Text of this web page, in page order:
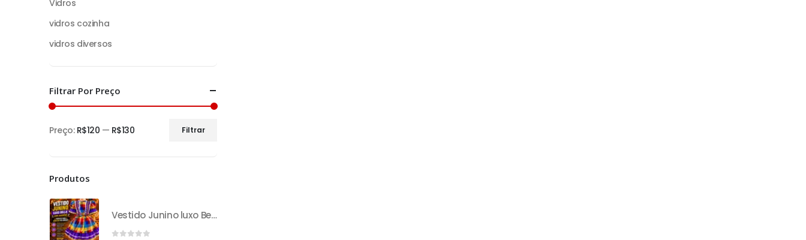
Vidros
vidros cozinha
vidros diversos
Filtrar Por Preço
Filtrar
Preço: R$120 — R$130
Produtos
Vestido Junino luxo Bella com avental